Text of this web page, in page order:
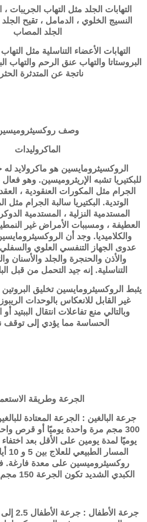
التهابات الجلد مثل التهاب الجريبات
النسيج الخلوي ، الدمامل ، تقيح الجلد
الجلد المصاب
التهابات الأعضاء التناسلية مثل
البروستاتا والتهاب عنق الرحم والتهاب
ناتجة عن المتدثرة
وصف
الماكروليدات
الروكسيثرومايسين هو ماكرولايد
للبكتيريا تشبه الإريثروميسين. وهو
الجرام مثل المكورات العنقودية ،
الوتدية. البكتيريا سالبة الجرام مثل
المستدمية النزلية ، المستدمية
العطيفة ، ومسببات الأمراض غير
والكلاميديا. وجد أن
عدوى الجهاز التنفسي العلوي والسفلي
والأذن والحنجرة والجلد والأسنان
التناسلية. إنه جيد التحمل من قبل
يثبط الروكسيثرومايسين تخليق
غير القابل للانعكاس بالوحدات
وبالتالي منع تفاعلات انتقال الببتيد أو
الحساسة مما يؤدي إلى توقف
الجرعة وطريقة
جرعة البالغين : الجرعة المعتادة
يوميًا لمدة يومين على الأقل بعد
روكسيثروميسين على معدة فارغة.
الكبدي الشديد تكون الجرعة 150 مجم مرة واحدة يومياً